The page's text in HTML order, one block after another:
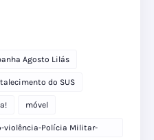
Agosto Lilás
do SUS
móvel
violência-Polícia Militar-